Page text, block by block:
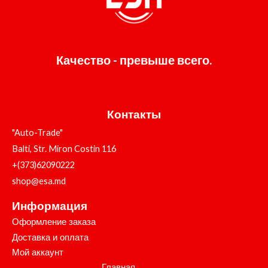
Качество - превыше всего.
Контакты
"Auto-Trade"
Balti, Str. Miron Costin 116
+(373)62090222
shop@esa.md
Информация
Оформление заказа
Доставка и оплата
Мой аккаунт